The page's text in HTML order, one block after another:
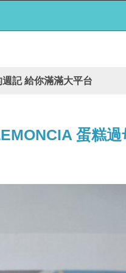
記 給你滿滿大平台
蛋糕過